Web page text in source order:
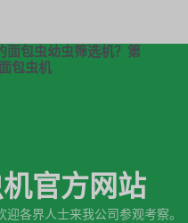
面包虫幼虫筛选机？第
包虫机
官方网站
各界人士来我公司参观考察。